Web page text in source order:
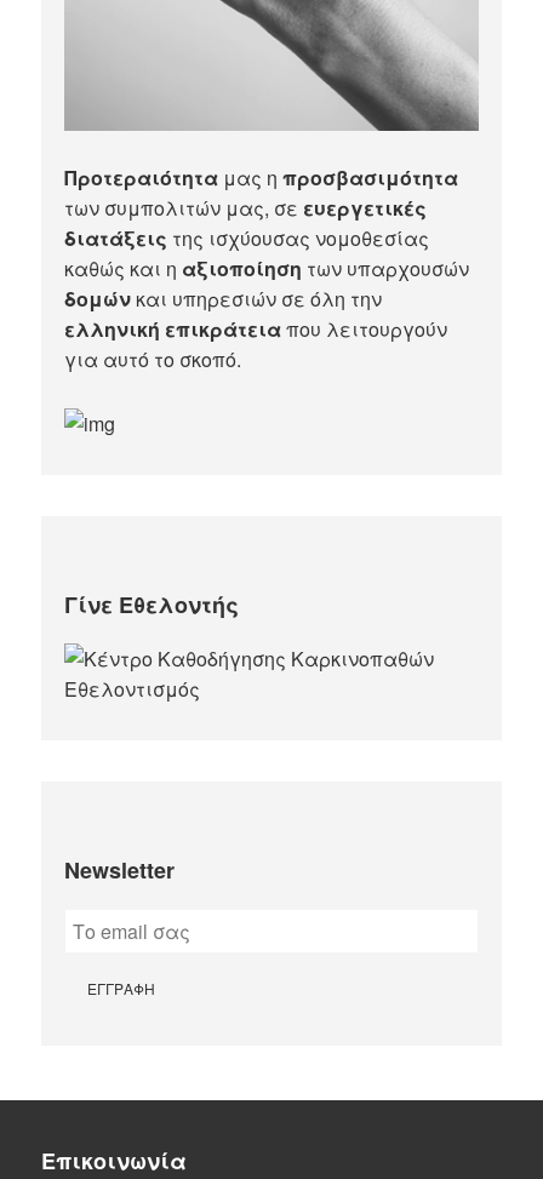
Προτεραιότητα μας ηπροσβασιμότητα
των συμπολιτών μας, σε ευεργετικές
διατάξεις της ισχύουσας νομοθεσίας
καθώς και η αξιοποίηση των υπαρχουσών
δομών και υπηρεσιών σε όλη την
ελληνική επικράτειαπου λειτουργούν
για αυτό το σκοπό.​
Γίνε Εθελοντής
Newsletter
Επικοινωνία